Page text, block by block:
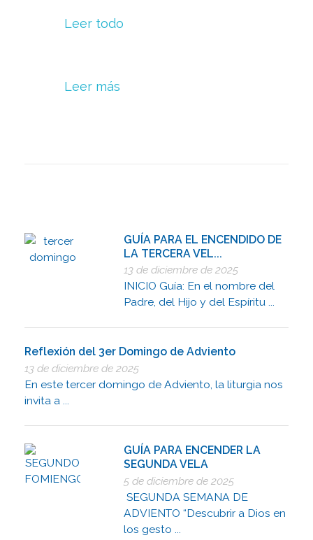
Leer todo
Leer más
GUÍA PARA EL ENCENDIDO DE
LA TERCERA VEL...
13 de diciembre de 2025
INICIO Guía: En el nombre del
Padre, del Hijo y del Espíritu ...
Reflexión del 3er Domingo de Adviento
13 de diciembre de 2025
En este tercer domingo de Adviento, la liturgia nos
invita a ...
GUÍA PARA ENCENDER LA
SEGUNDA VELA
5 de diciembre de 2025
SEGUNDA SEMANA DE
ADVIENTO “Descubrir a Dios en
los gesto ...